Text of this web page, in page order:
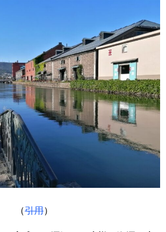
（引用）